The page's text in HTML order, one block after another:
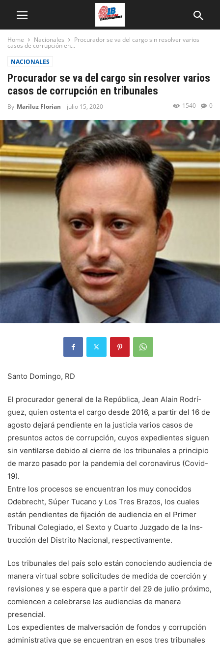
Home Nacionales Procurador se va del cargo sin resolver varios
casos de corrupción en...
NACIONALES
Procurador se va del cargo sin resolver varios
casos de corrupción en tribunales
By Mariluz Florian - julio 15, 2020 0
1540
Santo Domingo, RD
El procurador general de la República, Jean Alain Rodrí­
guez, quien ostenta el cargo desde 2016, a partir del 16 de
agosto dejará pendiente en la justicia varios casos de
presuntos actos de corrup­ción, cuyos expedientes si­guen
sin ventilarse debido al cierre de los tribunales a principio
de marzo pasado por la pandemia del corona­virus (Covid-
19).
Entre los procesos se en­cuentran los muy conocidos
Odebrecht, Súper Tucano y Los Tres Brazos, los cuales
están pendientes de fijación de audiencia en el Primer
Tribunal Colegiado, el Sexto y Cuarto Juzgado de la Ins­
trucción del Distrito Nacio­nal, respectivamente.
Los tribunales del país so­lo están conociendo audien­cia de
manera virtual sobre solicitudes de medida de coerción y
revisiones y se es­pera que a partir del 29 de julio próximo,
comiencen a celebrarse las audiencias de manera
presencial.
Los expedientes de mal­versación de fondos y co­rrupción
administrativa que se encuentran en esos tres tribunales